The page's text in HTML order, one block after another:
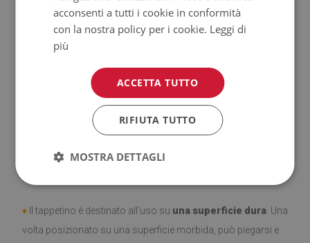
Si ricorda che i danni causati dall'uso dovuto al trascorrere
Come prendersi cura del prodotto?
Pulire con un panno umido —non usare prodotti chimici
♦
♦ Il tappetino è destinato all'uso su una superficie dura . Una
volta posizionato su una superficie morbida, può piegarsi e
acconsenti a tutti i cookie in conformità
con la nostra policy per i cookie. Leggi di
più
ACCETTA TUTTO
RIFIUTA TUTTO
MOSTRA DETTAGLI